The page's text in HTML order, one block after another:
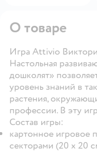
О товаре
Игра Attivio
Настольная
дошколят»
уровень знаний в
растения,
профессии. В эту
Состав игры:
картонное игровое
секторами (20 х 20